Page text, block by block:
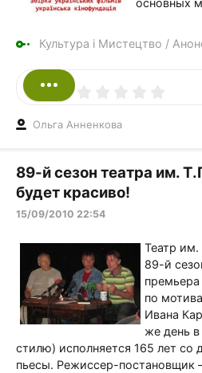
Культура і Мистецтво /
Ольга Анненкова
89-й сезон театра им.
будет красиво!
15/09/2010 22:54
Театр им.
89-й
премьера
по
Ивана
же день
стилю) исполняется 165 лет со
пьесы. Режиссер-постановщик